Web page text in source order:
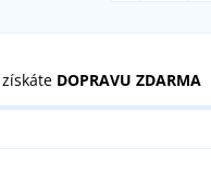
DOPRAVU ZDARMA